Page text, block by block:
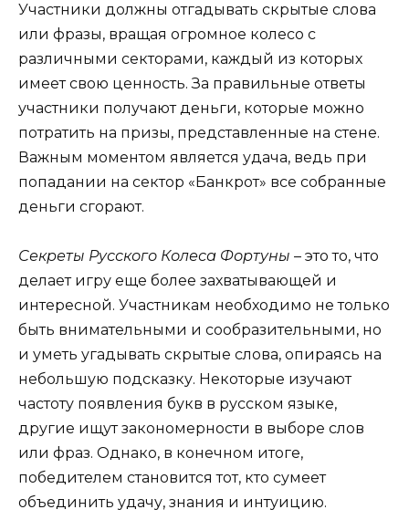
Участники должны отгадывать скрытые слова
или фразы, вращая огромное колесо с
различными секторами, каждый из которых
имеет свою ценность. За правильные ответы
участники получают деньги, которые можно
потратить на призы, представленные на стене.
Важным моментом является удача, ведь при
попадании на сектор «Банкрот» все собранные
деньги сгорают.
Секреты Русского Колеса Фортуны – это то, что
делает игру еще более захватывающей и
интересной. Участникам необходимо не только
быть внимательными и сообразительными, но
и уметь угадывать скрытые слова, опираясь на
небольшую подсказку. Некоторые изучают
частоту появления букв в русском языке,
другие ищут закономерности в выборе слов
или фраз. Однако, в конечном итоге,
победителем становится тот, кто сумеет
объединить удачу, знания и интуицию.